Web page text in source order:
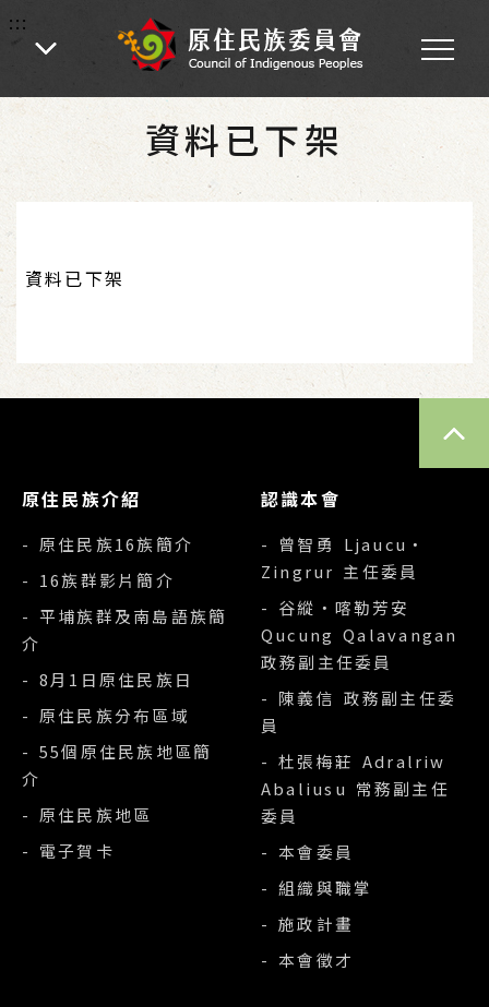
:::
:::
首頁
資料已下架
資料已下架
原住民族介紹
- 原住民族16族簡介
- 16族群影片簡介
- 平埔族群及南島語族簡
介
- 8月1日原住民族日
- 原住民族分布區域
- 55個原住民族地區簡
介
- 原住民族地區
- 電子賀卡
認識本會
- 曾智勇 Ljaucu‧
Zingrur 主任委員
- 谷縱‧喀勒芳安
Qucung Qalavangan
政務副主任委員
- 陳義信 政務副主任委
員
- 杜張梅莊 Adralriw
Abaliusu 常務副主任
委員
- 本會委員
- 組織與職掌
- 施政計畫
- 本會徵才